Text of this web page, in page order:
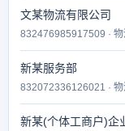
文某物流有限公司
832476985917509 ·
新某服务部
832072336126021 · 物
新某(个体工商户)企